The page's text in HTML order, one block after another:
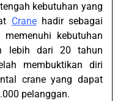
kebutuhan yang
Crane hadir sebagai
kebutuhan
lebih dari 20 tahun
membuktikan diri
crane yang dapat
pelanggan.